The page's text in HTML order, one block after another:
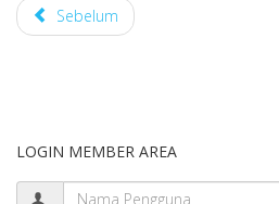
Sebelum
LOGIN MEMBER AREA